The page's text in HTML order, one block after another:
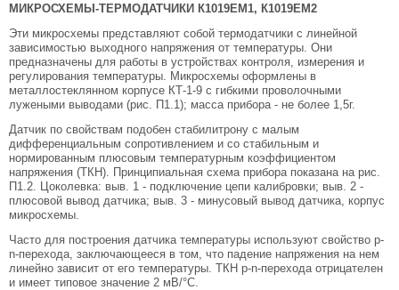
МИКРОСХЕМЫ-ТЕРМОДАТЧИКИ К1019ЕМ1, К1019ЕМ2
Эти микросхемы представляют собой термодатчики с линейной
зависимостью выходного напряжения от температуры. Они
предназначены для работы в устройствах контроля, измерения и
регулирования температуры. Микросхемы оформлены в
металлостеклянном корпусе КТ-1-9 с гибкими проволочными
лужеными выводами (рис. П1.1); масса прибора - не более 1,5г.
Датчик по свойствам подобен стабилитрону с малым
дифференциальным сопротивлением и со стабильным и
нормированным плюсовым температурным коэффициентом
напряжения (ТКН). Принципиальная схема прибора показана на рис.
П1.2. Цоколевка: выв. 1 - подключение цепи калибровки; выв. 2 -
плюсовой вывод датчика; выв. 3 - минусовый вывод датчика, корпус
микросхемы.
Часто для построения датчика температуры используют свойство р-
n-перехода, заключающееся в том, что падение напряжения на нем
линейно зависит от его температуры. ТКН р-n-перехода отрицателен
и имеет типовое значение 2 мВ/°С.